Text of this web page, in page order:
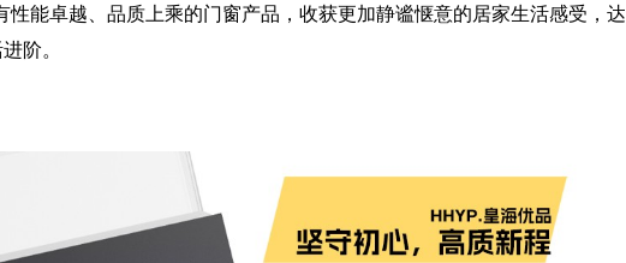
能卓越、品质上乘的门窗产品，收获更加静谧惬意的居家生活感受，达
阶。